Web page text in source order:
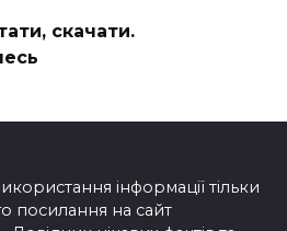
скачати.
інформації тільки
посилання на сайт